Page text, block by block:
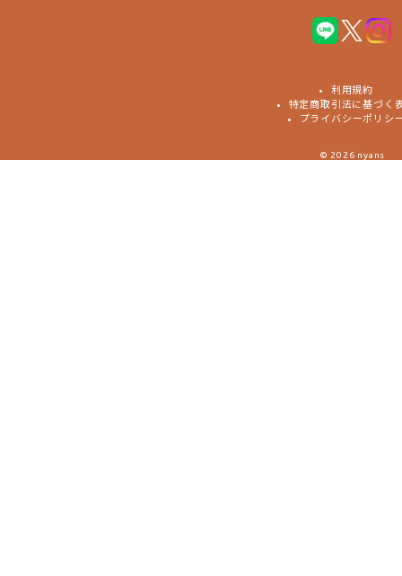
利用規約
特定商取引法に基づく
プライバシーポリシ
© 2026 nyans